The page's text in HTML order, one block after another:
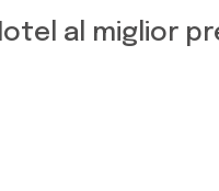
al miglior